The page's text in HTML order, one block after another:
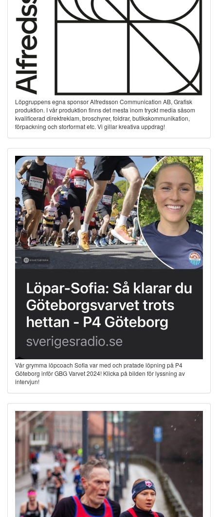
Löpgruppens egna sponsor Alfredsson Communication AB, Grafisk
produktion. I vår produktion finns det mesta inom tryckt media såsom
kvalificerad direktreklam, broschyrer, foldrar, butikskommunikation,
förpackning och storformat etc. Vi gillar kreativa uppdrag!
Vår grymma löpcoach Sofia var med och pratade löpning på P4
Göteborg inför GBG Varvet 2024! Klicka på bilden för lyssning av
intervjun!